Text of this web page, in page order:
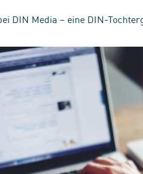
DIN Media – eine DIN-